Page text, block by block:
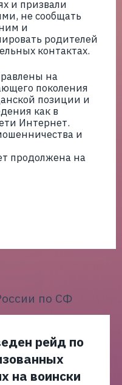
и призвали
не сообщать
и
родителей
контактах.
на
поколения
позиции и
как в
Интернет.
и
продолжена на
по СФ
рейд по
на воински